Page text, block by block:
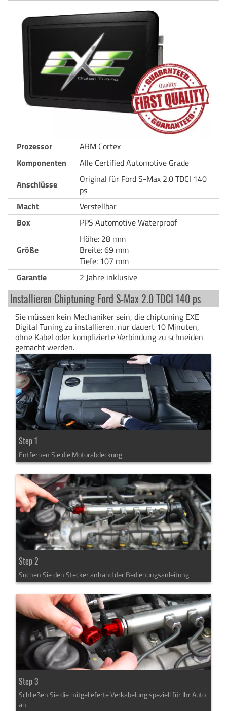
Prozessor
ARM Cortex
Komponenten
Alle Certified Automotive Grade
Anschlüsse
Original für Ford S-Max 2.0 TDCI 140
ps
Macht
Verstellbar
Box
PPS Automotive Waterproof
Größe
Höhe: 28 mm
Breite: 69 mm
Tiefe: 107 mm
Garantie
2 Jahre inklusive
Installieren Chiptuning Ford S-Max 2.0 TDCI 140 ps
Sie müssen kein Mechaniker sein, die chiptuning EXE
Digital Tuning zu installieren. nur dauert 10 Minuten,
ohne Kabel oder komplizierte Verbindung zu schneiden
gemacht werden.
Step 1
Entfernen Sie die Motorabdeckung
Step 2
Suchen Sie den Stecker anhand der Bedienungsanleitung
Step 3
Schließen Sie die mitgelieferte Verkabelung speziell für Ihr Auto
an